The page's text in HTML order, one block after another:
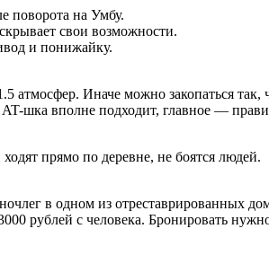
поворота на Умбу.
свои возможности.
и понижайку.
Иначе можно закопаться так,
шка вполне подходит, главное —
прямо по деревне, не боятся людей.
в одном из отреставрированных
рублей с человека. Бронировать